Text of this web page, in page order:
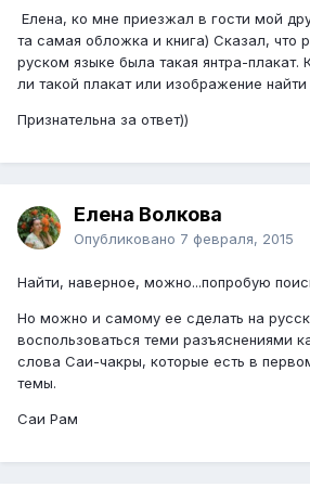
Елена, ко мне приезжал в гости мой
та самая обложка и книга) Сказал, что
руском языке была такая янтра-
ли такой плакат или изображение найти
Признательна за ответ))
Елена Волкова
Опубликовано 7 февраля, 2015
Найти, наверное, можно...попробую
Но можно и самому ее сделать на
воспользоваться теми разъяснениями
слова Саи-чакры, которые есть в
темы.
Саи Рам